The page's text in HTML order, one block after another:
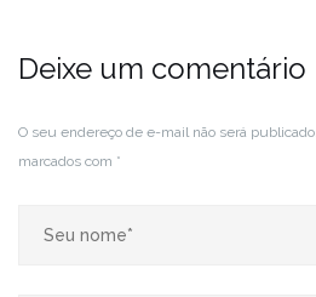
Deixe um comentário
O seu endereço de e-mail não será publicado.
marcados com *